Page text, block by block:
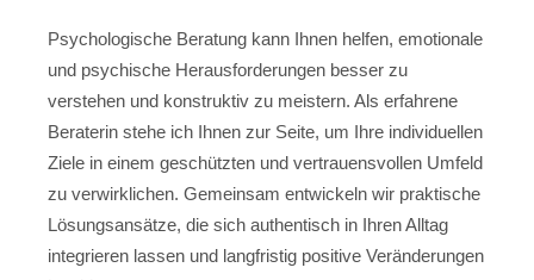
Psychologische Beratung kann Ihnen helfen, emotionale
und psychische Herausforderungen besser zu
verstehen und konstruktiv zu meistern. Als erfahrene
Beraterin stehe ich Ihnen zur Seite, um Ihre individuellen
Ziele in einem geschützten und vertrauensvollen Umfeld
zu verwirklichen. Gemeinsam entwickeln wir praktische
Lösungsansätze, die sich authentisch in Ihren Alltag
integrieren lassen und langfristig positive Veränderungen